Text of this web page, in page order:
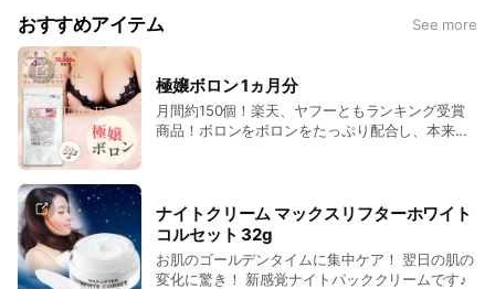
おすすめアイテム See more
極嬢ボロン 1ヵ月分
月間約150個！楽天、ヤフーともランキング受賞
商品！ボロンをボロンをたっぷり配合し、本来の
ナイトクリーム マックスリフターホワイト
コルセット 32g
お肌のゴールデンタイムに集中ケア！ 翌日の肌の
変化に驚き！ 新感覚ナイトパッククリームです♪